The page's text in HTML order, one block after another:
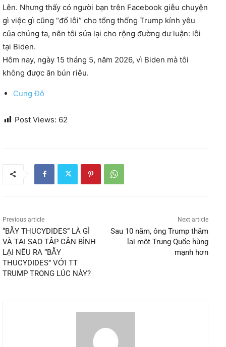
Lên. Nhưng thấy có người bạn trên Facebook giễu chuyện
gì việc gì cũng “đổ lỗi” cho tổng thống Trump kính yêu
của chúng ta, nên tôi sửa lại cho rộng đường dư luận: lỗi
tại Biden.
Hôm nay, ngày 15 tháng 5, năm 2026, vì Biden mà tôi
không được ăn bún riêu.
Cung Đô
Post Views: 62
Previous article
“BẪY THUCYDIDES” LÀ GÌ
VÀ TẠI SAO TẬP CẬN BÌNH
LẠI NÊU RA “BẪY
THUCYDIDES” VỚI TT
TRUMP TRONG LÚC NÀY?
Next article
Sau 10 năm, ông Trump thăm
lại một Trung Quốc hùng
mạnh hơn